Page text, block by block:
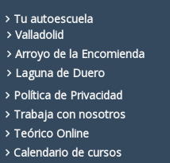
Tu autoescuela
Valladolid
Arroyo de la Encomienda
Laguna de Duero
Política de Privacidad
Trabaja con nosotros
Teórico Online
Calendario de cursos